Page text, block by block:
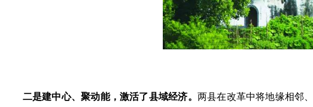
二是建中心、聚动能，激活了县域经济。 两县在改革中将地缘相邻